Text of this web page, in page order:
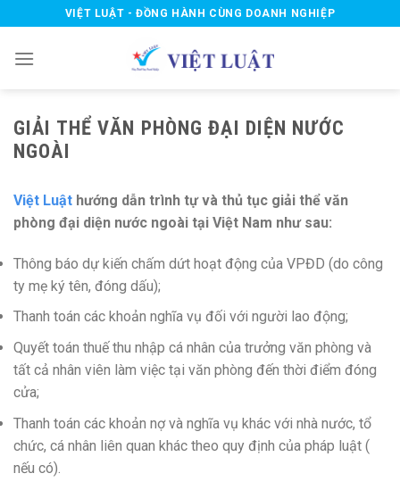
to
content
VIỆT LUẬT - ĐỒNG HÀNH CÙNG DOANH NGHIỆP
GIẢI THỂ VĂN PHÒNG ĐẠI DIỆN NƯỚC
NGOÀI
Việt Luật hướng dẫn trình tự và thủ tục giải thể văn
phòng đại diện nước ngoài tại Việt Nam như sau:
Thông báo dự kiến chấm dứt hoạt động của VPĐD (do công
ty mẹ ký tên, đóng dấu);
Thanh toán các khoản nghĩa vụ đối với người lao động;
Quyết toán thuế thu nhập cá nhân của trưởng văn phòng và
tất cả nhân viên làm việc tại văn phòng đến thời điểm đóng
cửa;
Thanh toán các khoản nợ và nghĩa vụ khác với nhà nước, tổ
chức, cá nhân liên quan khác theo quy định của pháp luật (
nếu có).